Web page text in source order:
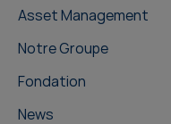
Asset Management
Notre Groupe
Fondation
News